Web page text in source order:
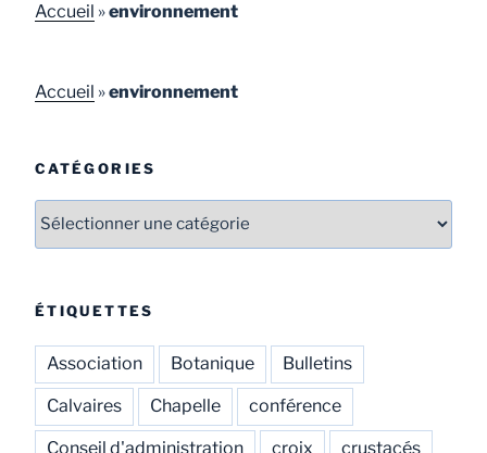
Accueil »environnement
Accueil »environnement
CATÉGORIES
ÉTIQUETTES
Association Botanique Bulletins
Calvaires Chapelle conférence
Conseil d'administration croix crustacés